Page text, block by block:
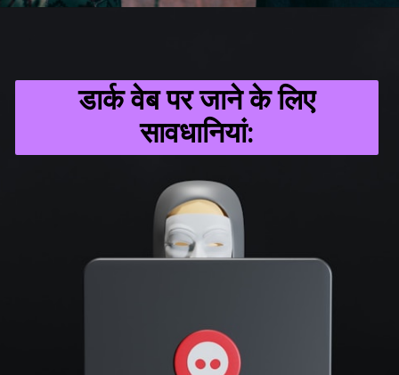
डार्क वेब पर जाने के लिए
सावधानियां: